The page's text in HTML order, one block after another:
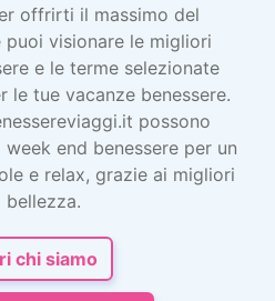
offrirti il massimo del
puoi visionare le migliori
e le terme selezionate
le tue vacanze benessere.
possono
end benessere per un
e relax, grazie ai migliori
chi siamo